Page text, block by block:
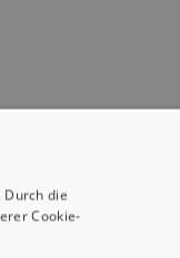
die
Cookie-